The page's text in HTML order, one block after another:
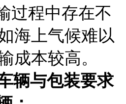
过程中存在不
海上气候难以
成本较高。
辆与包装要求